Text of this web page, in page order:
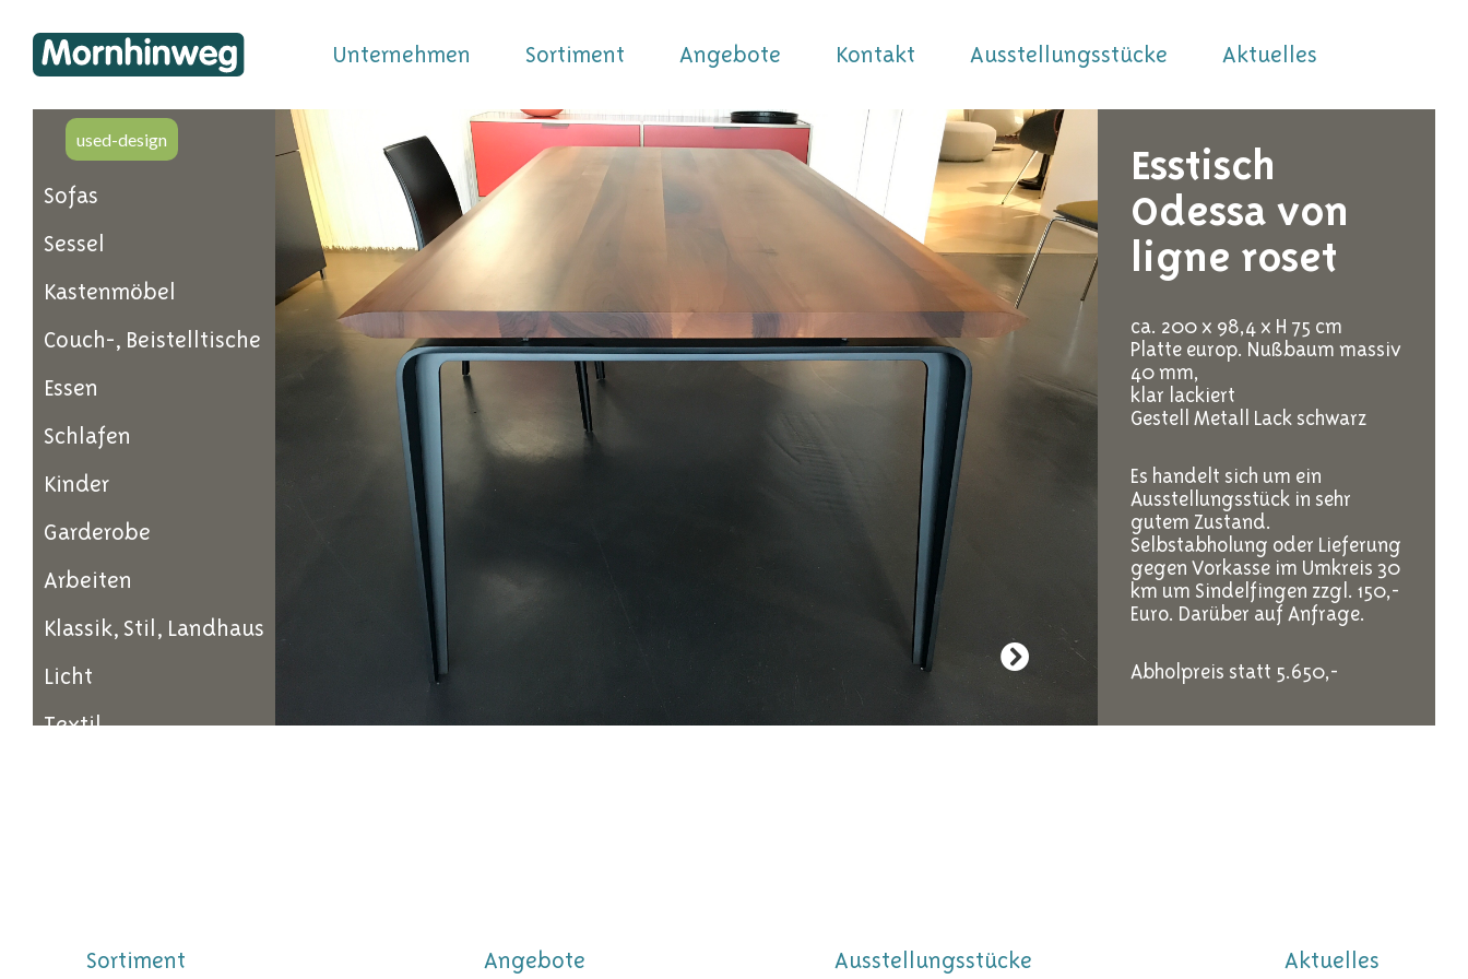
Unternehmen Sortiment Angebote Kontakt Ausstellungsstücke Aktuelles
used-design
Sofas
Sessel
Kastenmöbel
Couch-, Beistelltische
Essen
Schlafen
Kinder
Garderobe
Arbeiten
Klassik, Stil, Landhaus
Licht
Textil
Esstisch
Odessa von
ligne roset
ca. 200 x 98,4 x H 75 cm
Platte europ. Nußbaum massiv
40 mm,
klar lackiert
Gestell Metall Lack schwarz
Es handelt sich um ein
Ausstellungsstück in sehr
gutem Zustand.
Selbstabholung oder Lieferung
gegen Vorkasse im Umkreis 30
km um Sindelfingen zzgl. 150,-
Euro. Darüber auf Anfrage.
Abholpreis statt 5.650,-
€ 4.250,-
Sortiment Angebote Ausstellungsstücke Aktuelles